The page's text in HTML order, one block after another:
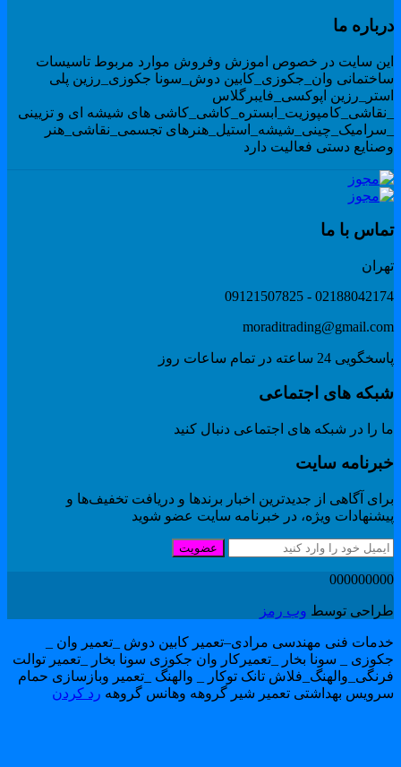
ما
سایت در خصوص اموزش وفروش موارد مربوط تاسیسات
وان_جکوزی_کابین دوش_سونا جکوزی_رزین پلی
اپوکسی_فایبرگلاس
های شیشه ای و تزیینی
تجسمی_نقاشی_هنر
دستی فعالیت دارد
با ما
02188042174 -
24 ساعته در تمام ساعات روز
های اجتماعی
را در شبکه های اجتماعی دنبال کنید
سایت
آگاهی از جدیدترین اخبار برندها و دریافت تخفیف‌ها و
ویژه، در خبرنامه سایت عضو شوید
عضویت
توسطوب رمز
فنی مهندسی مرادی–تعمیر کابین دوش _تعمیر وان _
_ سونا بخار _تعمیرکار وان جکوزی سونا بخار _تعمیر توالت
تانک توکار _ والهنگ _تعمیر وبازسازی حمام
بهداشتی تعمیر شیر گروهه وهانس گروههرد کردن